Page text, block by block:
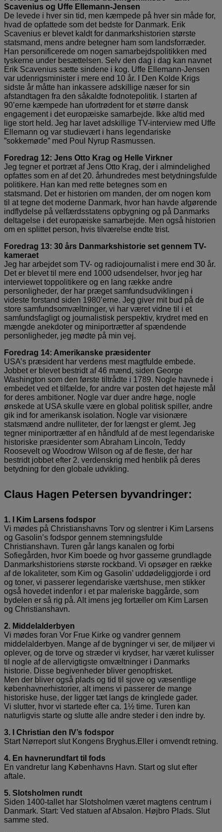
Scavenius og Uffe Ellemann-Jensen
De levede i hver sin tid, men kæmpede på hver sin måde for,
hvad de opfattede som det bedste for Danmark. Erik
Scavenius er blevet kaldt for danmarkshistorien største
statsmand, mens andre betegner ham som landsforræder.
Han personificerede om nogen samarbejdspolitikken med
tyskerne under besættelsen. Selv den dag i dag kan navnet
Erik Scavenius sætte sindene i kog. Uffe Ellemann-Jensen
var udenrigsminister i mere end 10 år. I Den Kolde Krigs
sidste år måtte han inkassere adskillige næser for sin
afstandtagen fra den såkaldte fodnotepolitik. I starten af
90’erne kæmpede han ufortrødent for et større dansk
engagement i det europæiske samarbejde. Ikke altid med
lige stort held. Jeg har lavet adskillige TV-interview med Uffe
Ellemann og var studievært i hans legendariske
”sokkemøde” med Poul Nyrup Rasmussen.
Foredrag 12: Jens Otto Krag og Helle Virkner
Jeg tegner et portræt af Jens Otto Krag, der i almindelighed
opfattes som en af det 20. århundredes mest betydningsfulde
politikere. Han kan med rette betegnes som en
statsmand. Det er historien om manden, der om nogen kom
til at tegne det moderne Danmark, hvor han havde afgørende
indflydelse på velfærdsstatens opbygning og på Danmarks
deltagelse i det europæiske samarbejde. Men også historien
om en splittet person, hvis tilværelse endte trist.
Foredrag 13: 30 års Danmarkshistorie set gennem TV-
kameraet
Jeg har arbejdet som TV- og radiojournalist i mere end 30 år.
Det er blevet til mere end 1000 udsendelser, hvor jeg har
interviewet toppolitikere og en lang række andre
personligheder, der har præget samfundsudviklingen i
videste forstand siden 1980’erne. Jeg giver mit bud på de
store samfundsomvæltninger, vi har været vidne til i et
samfundsfagligt og journalistisk perspektiv, krydret med en
mængde anekdoter og miniportrætter af spændende
personligheder, jeg mødte på min vej.
Foredrag 14: Amerikanske præsidenter
USA’s præsident har verdens mest magtfulde embede.
Jobbet er blevet bestridt af 46 mænd, siden George
Washington som den første tiltrådte i 1789. Nogle havnede i
embedet ved et tilfælde, for andre var posten det højeste mål
for deres ambitioner. Nogle var duer andre høge, nogle
ønskede at USA skulle være en global politisk spiller, andre
gik ind for amerikansk isolation. Nogle var visionære
statsmænd andre nulliteter, der for længst er glemt. Jeg
tegner miniportrætter af en håndfuld af de mest legendariske
historiske præsidenter som Abraham Lincoln, Teddy
Roosevelt og Woodrow Wilson og af de fleste, der har
bestridt jobbet efter 2. verdenskrig med henblik på deres
betydning for den globale udvikling.
Claus Hagen Petersen byvandringer:
1. I Kim Larsens fodspor
Vi mødes på Christianshavns Torv og slentrer i Kim Larsens
og Gasolin’s fodspor gennem stemningsfulde
Christianshavn. Turen går langs kanalen og forbi
Sofiegården, hvor Kim boede og hvor gasserne grundlagde
Danmarkshistoriens største rockband. Vi opsøger en række
af de lokaliteter, som Kim og Gasolin’ uddødeliggjorde i ord
og toner, vi passerer legendariske værtshuse, men stikker
også hovedet indenfor i et par maleriske baggårde, som
bydelen er så rig på. Alt imens jeg fortæller om Kim Larsen
og Christianshavn.
2. Middelalderbyen
Vi mødes foran Vor Frue Kirke og vandrer gennem
middelalderbyen. Mange af de bygninger vi ser, de miljøer vi
oplever, og de torve og stræder vi krydser, har været kulisser
til nogle af de allervigtigste omvæltninger i Danmarks
historie. Disse begivenheder bliver genopfrisket.
Men der bliver også plads og tid til sjove og væsentlige
københavnerhistorier, alt imens vi passerer de mange
historiske huse, der ligger tæt langs de kringlede gader.
Vi slutter, hvor vi startede efter ca. 1½ time. Turen kan
naturligvis starte og slutte alle andre steder i den indre by.
3. I Christian den IV’s fodspor
Start Nørreport slut Kongens Bryghus.Eller i omvendt retning.
4. En havnerundfart til fods
En vandretur lang Københavns Havn. Start og slut efter
aftale.
5. Slotsholmen rundt
Siden 1400-tallet har Slotsholmen været magtens centrum i
Danmark. Start: Ved statuen af Absalon. Højbro Plads. Slut
samme sted.